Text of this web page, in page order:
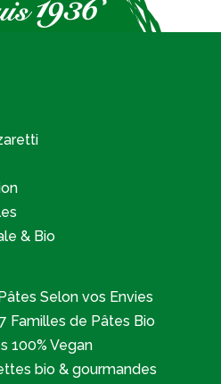
& Bio
Selon vos Envies
Familles de Pâtes Bio
100% Vegan
bio & gourmandes